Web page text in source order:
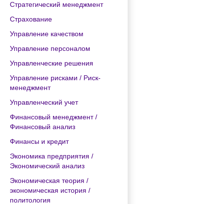
Стратегический менеджмент
Страхование
Управление качеством
Управление персоналом
Управленческие решения
Управление рисками / Риск-
менеджмент
Управленческий учет
Финансовый менеджмент /
Финансовый анализ
Финансы и кредит
Экономика предприятия /
Экономический анализ
Экономическая теория /
экономическая история /
политология